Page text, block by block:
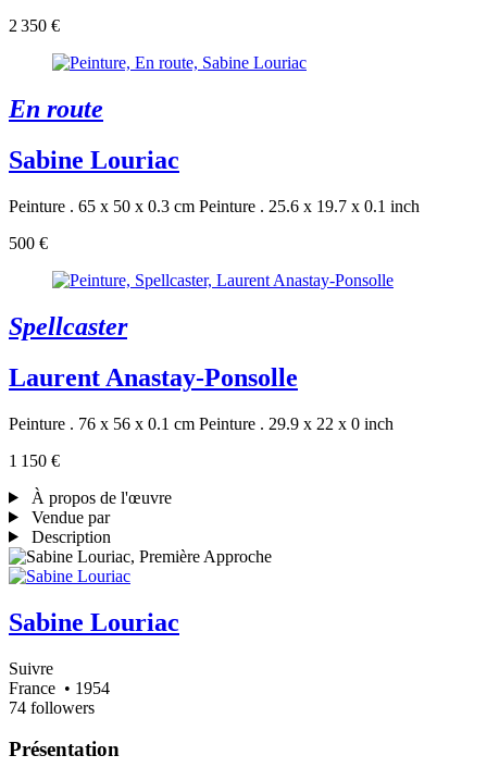
2 350 €
En route
Sabine Louriac
Peinture . 65 x 50 x 0.3 cm Peinture . 25.6 x 19.7 x 0.1 inch
500 €
Spellcaster
Laurent Anastay-Ponsolle
Peinture . 76 x 56 x 0.1 cm Peinture . 29.9 x 22 x 0 inch
1 150 €
À propos de l'œuvre
Vendue par
Description
Sabine Louriac
Suivre
France • 1954
74 followers
Présentation